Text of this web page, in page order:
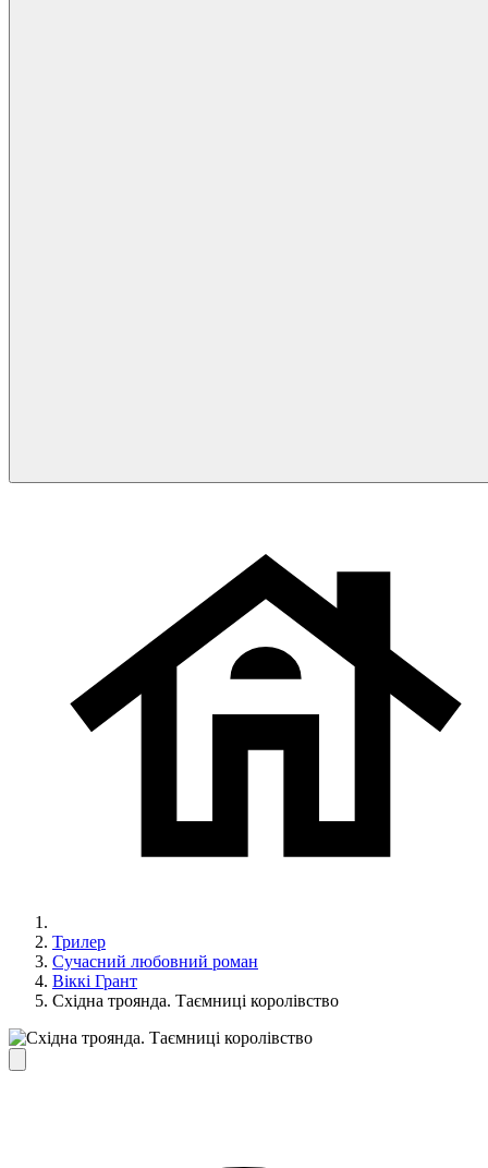
Трилер
Сучасний любовний роман
Віккі Грант
Східна троянда. Таємниці королівство